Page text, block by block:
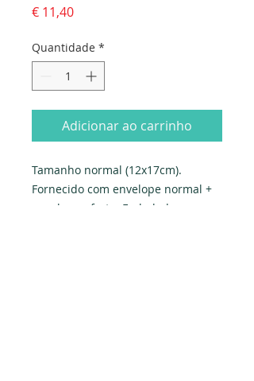
€ 11,40Preço
Quantidade *
Adicionar ao carrinho
Tamanho normal (12x17cm).
Fornecido com envelope normal +
envelope-oferta. Embalado